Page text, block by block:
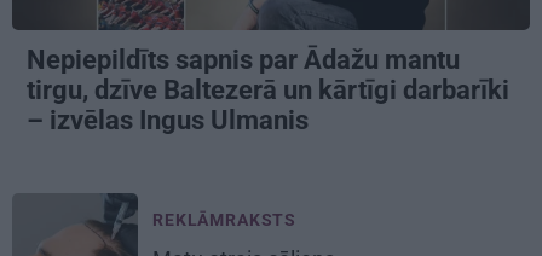
Nepiepildīts sapnis par Ādažu mantu
tirgu, dzīve Baltezerā un kārtīgi darbarīki
– izvēlas Ingus Ulmanis
REKLĀMRAKSTS